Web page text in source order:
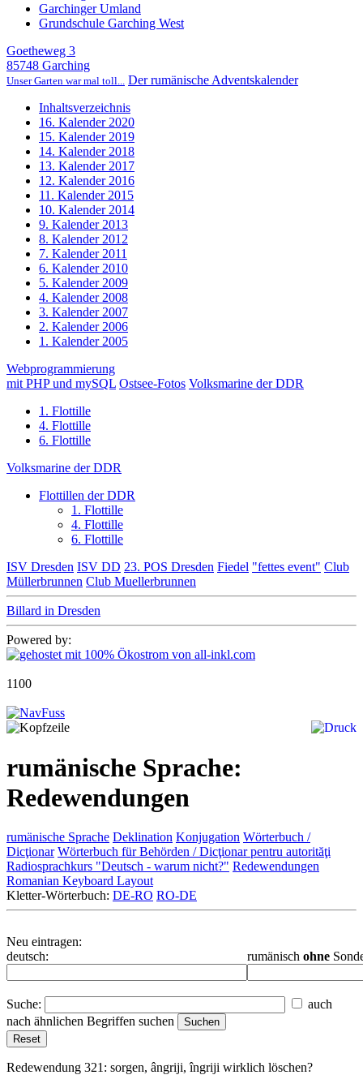
Garchinger Umland
Grundschule Garching West
Goetheweg 3
85748 Garching
Unser Garten war mal toll... Der rumänische Adventskalender
Inhaltsverzeichnis
16. Kalender 2020
15. Kalender 2019
14. Kalender 2018
13. Kalender 2017
12. Kalender 2016
11. Kalender 2015
10. Kalender 2014
9. Kalender 2013
8. Kalender 2012
7. Kalender 2011
6. Kalender 2010
5. Kalender 2009
4. Kalender 2008
3. Kalender 2007
2. Kalender 2006
1. Kalender 2005
Webprogrammierung
mit PHP und mySQL Ostsee-Fotos Volksmarine der DDR
1. Flottille
4. Flottille
6. Flottille
Volksmarine der DDR
Flottillen der DDR
1. Flottille
4. Flottille
6. Flottille
ISV Dresden ISV DD 23. POS Dresden Fiedel "fettes event" Club
Müllerbrunnen Club Muellerbrunnen
Billard in Dresden
Powered by:
1100
rumänische Sprache:
Redewendungen
rumänische Sprache Deklination Konjugation Wörterbuch /
Dicţionar Wörterbuch für Behörden / Dicţionar pentru autorităţi
Radiosprachkurs "Deutsch - warum nicht?" Redewendungen
Romanian Keyboard Layout
Kletter-Wörterbuch: DE-RO RO-DE
Neu eintragen:
deutsch:
rumänisch ohne
Suche:
auch
nach ähnlichen Begriffen suchen
Redewendung 321: sorgen, ângriji, îngriji wirklich löschen?